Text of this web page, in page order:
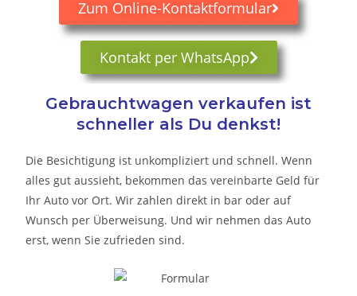
Zum Online-Kontaktformular
Kontakt per WhatsApp
Gebrauchtwagen verkaufen ist
schneller als Du denkst!
Die Besichtigung ist unkompliziert und schnell. Wenn
alles gut aussieht, bekommen das vereinbarte Geld für
Ihr Auto vor Ort. Wir zahlen direkt in bar oder auf
Wunsch per Überweisung. Und wir nehmen das Auto
erst, wenn Sie zufrieden sind.